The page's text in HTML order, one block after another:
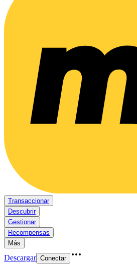
Transaccionar
Descubrir
Gestionar
Recompensas
Más
Descargar Conectar